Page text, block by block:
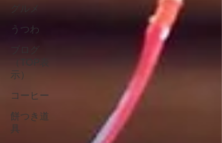
うつわ
ブログ
（TOP表
示）
コーヒー
餅つき道
具